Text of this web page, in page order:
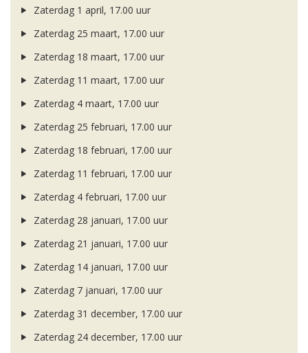
Zaterdag 1 april, 17.00 uur
Zaterdag 25 maart, 17.00 uur
Zaterdag 18 maart, 17.00 uur
Zaterdag 11 maart, 17.00 uur
Zaterdag 4 maart, 17.00 uur
Zaterdag 25 februari, 17.00 uur
Zaterdag 18 februari, 17.00 uur
Zaterdag 11 februari, 17.00 uur
Zaterdag 4 februari, 17.00 uur
Zaterdag 28 januari, 17.00 uur
Zaterdag 21 januari, 17.00 uur
Zaterdag 14 januari, 17.00 uur
Zaterdag 7 januari, 17.00 uur
Zaterdag 31 december, 17.00 uur
Zaterdag 24 december, 17.00 uur